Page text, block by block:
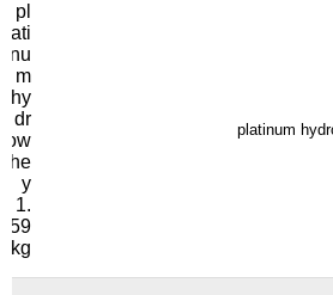
pl
ati
nu
m
hy
dr
ow
he
y
1.
59
kg